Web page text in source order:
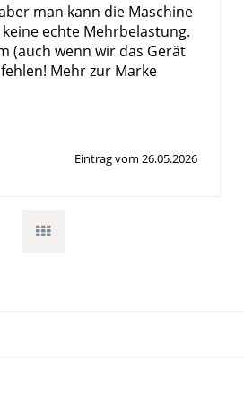
man kann die Maschine
echte Mehrbelastung.
(auch wenn wir das Gerät
Mehr zur Marke
Eintrag vom 26.05.2026